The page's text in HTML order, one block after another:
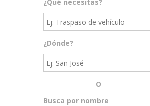
¿Qué necesitas?
¿Dónde?
O
Busca por nombre